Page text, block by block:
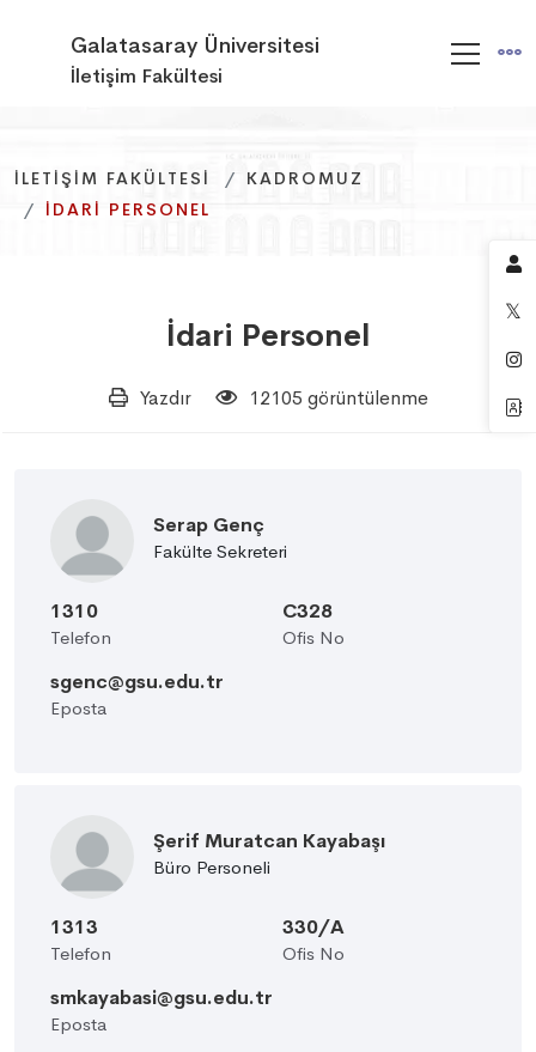
Galatasaray Üniversitesi
İletişim Fakültesi
İLETIŞIM FAKÜLTESI
KADROMUZ
İDARI PERSONEL
İLETIŞIM FAKÜLTESI
KADROMUZ
İDARI PERSONEL
İLETIŞIM FAKÜLTESI
KADROMUZ
İDARI PERSONEL
İdari Personel
Yazdır 12105 görüntülenme
Serap Genç
Fakülte Sekreteri
1310
Telefon
C328
Ofis No
sgenc@gsu.edu.tr
Eposta
Şerif Muratcan Kayabaşı
Büro Personeli
1313
Telefon
330/A
Ofis No
smkayabasi@gsu.edu.tr
Eposta